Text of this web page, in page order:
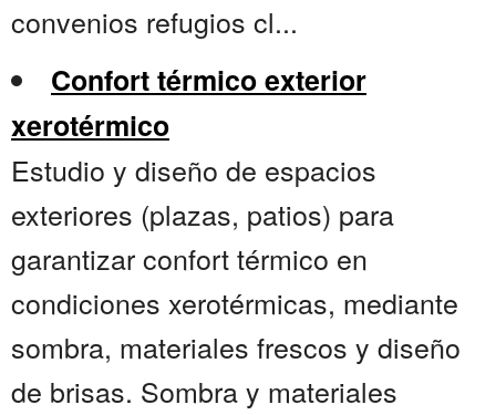
convenios refugios cl...
Confort térmico exterior
xerotérmico
Estudio y diseño de espacios
exteriores (plazas, patios) para
garantizar confort térmico en
condiciones xerotérmicas, mediante
sombra, materiales frescos y diseño
de brisas. Sombra y materiales